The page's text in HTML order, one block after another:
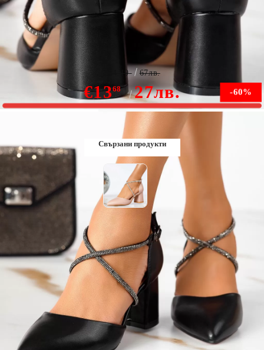
Дамски обувки с ток Luana черен #13335
-60%
€1368 27лв.
€34.19 67лв.
Няма наличност
Свързани продукти
Размер на обувки: Таблица с размери
Уведомете ме, когато е налично